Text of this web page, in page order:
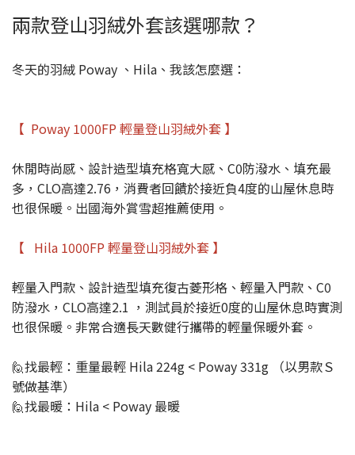
兩款登山羽絨外套該選哪款？
冬天的羽絨 Poway 、Hila、我該怎麼選：
【 Poway 1000FP 輕量登山羽絨外套 】
休閒時尚感、設計造型填充格寬大感、C0防潑水、填充最
多，CLO高達2.76，消費者回饋於接近負4度的山屋休息時
也很保暖。出國海外賞雪超推薦使用。
【 Hila 1000FP 輕量登山羽絨外套 】
輕量入門款、設計造型填充復古菱形格、輕量入門款、C0
防潑水，CLO高達2.1 ，測試員於接近0度的山屋休息時實測
也很保暖。非常合適長天數健行攜帶的輕量保暖外套。
🙋找最輕：重量最輕 Hila 224g < Poway 331g （以男款Ｓ
號做基準）
🙋找最暖：Hila < Poway 最暖